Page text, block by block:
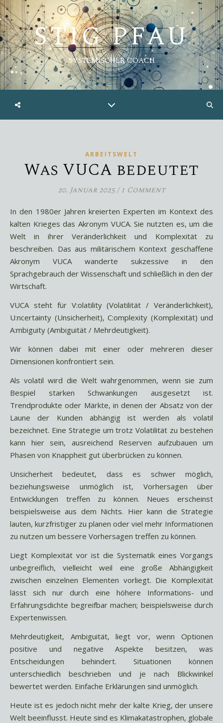
STIG PFAU
SYSTEMISCHER COACH
ARBEITSWELT
Was VUCA bedeutet
20. Januar 2025/ 1 Comment
In den 1980er Jahren kreierten Experten im Kontext des
kalten Krieges das Akronym VUCA. Sie nutzten es, um die
Welt in ihrer Veränderlichkeit und Komplexität zu
beschreiben. Das aus militärischem Kontext geschaffene
Akronym VUCA wanderte sukzessive in den
Sprachgebrauch der Wissenschaft und schließlich in den der
Wirtschaft.
VUCA steht für V:olatility (Volatilität / Veränderlichkeit),
U:ncertainty (Unsicherheit), C:omplexity (Komplexität) und
A:mbiguity (Ambiguität / Mehrdeutigkeit).
Wir können dabei mit einer oder mehreren dieser
Dimensionen konfrontiert sein.
Als volatil wird die Welt wahrgenommen, wenn sie zum
Bespiel starken Schwankungen ausgesetzt ist.
Trendprodukte oder Märkte, in denen der Absatz von der
Laune der Kunden abhängig ist werden als volatil
bezeichnet. Eine Strategie um trotz Volatilität zu bestehen
kann hier sein, ausreichend Reserven aufzubauen um
Phasen von Knappheit gut überbrücken zu können.
Unsicherheit bedeutet, dass es schwer möglich,
beziehungsweise unmöglich ist, Vorhersagen über
Entwicklungen treffen zu können. Neues erscheinst
beispielsweise aus dem Nichts. Hier kann die Strategie
lauten, kurzfristiger zu planen oder viel mehr Informationen
zu nutzen um bessere Vorhersagen treffen zu können.
Liegt Komplexität vor ist die Systematik eines Vorgangs
unbegreiflich, vielleicht weil eine große Abhängigkeit
zwischen einzelnen Elementen vorliegt. Die Komplexität
lässt sich nur durch eine höhere Informations- und
Erfahrungsdichte begreifbar machen; beispielsweise durch
Expertenwissen.
Mehrdeutigkeit, Ambiguität, liegt vor, wenn Optionen
positive und negative Aspekte besitzen, was
Entscheidungen behindert. Situationen können
unterschiedlich beschrieben und je nach Blickwinkel
bewertet werden. Einfache Erklärungen sind unmöglich.
Heute ist es jedoch nicht mehr der kalte Krieg, der unsere
Welt beeinflusst. Heute sind es Klimakatastrophen, globale